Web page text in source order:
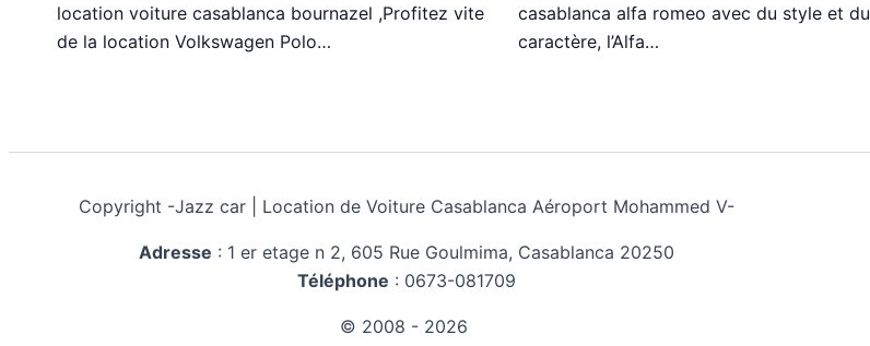
location voiture casablanca bournazel ,Profitez vite
de la location Volkswagen Polo…
casablanca alfa romeo avec du style et du
caractère, l’Alfa…
Copyright -Jazz car | Location de Voiture Casablanca Aéroport Mohammed V-
Adresse : 1 er etage n 2, 605 Rue Goulmima, Casablanca 20250
Téléphone : 0673-081709
© 2008 - 2026